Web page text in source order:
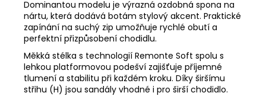
Dominantou modelu je výrazná ozdobná spona na
nártu, která dodává botám stylový akcent. Praktické
zapínání na suchý zip umožňuje rychlé obutí a
perfektní přizpůsobení chodidlu.
Měkká stélka s technologií Remonte Soft spolu s
lehkou platformovou podešví zajišťuje příjemné
tlumení a stabilitu při každém kroku. Díky širšímu
střihu (H) jsou sandály vhodné i pro širší chodidlo.